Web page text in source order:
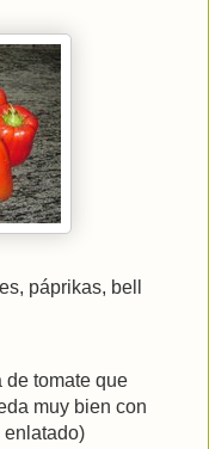
páprikas, bell
de tomate que
muy bien con
enlatado)